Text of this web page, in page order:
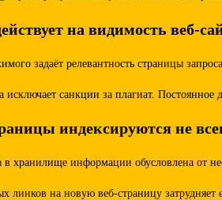
на видимость веб-
задаёт релевантность страницы
исключает санкции за плагиат.
индексируются не
в хранилище информации обусловлена от
линков на новую веб-страницу